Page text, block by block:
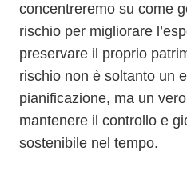
concentreremo su come
rischio per migliorare
preservare il proprio
rischio non è soltanto un
pianificazione, ma un
mantenere il controllo e
sostenibile nel tempo.
Increase font
Readable font
brightness_high Bright contrast
Dark contrast
format_underlined Underline links